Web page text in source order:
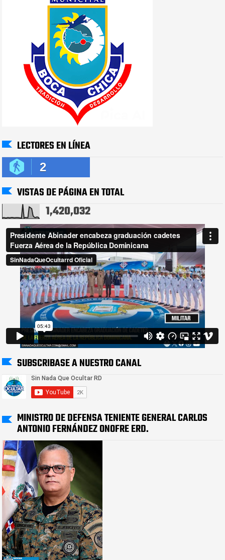
LECTORES EN LÍNEA
2
VISTAS DE PÁGINA EN TOTAL
1,420,032
SUBSCRIBASE A NUESTRO CANAL
MINISTRO DE DEFENSA TENIENTE GENERAL CARLOS
ANTONIO FERNÁNDEZ ONOFRE ERD.